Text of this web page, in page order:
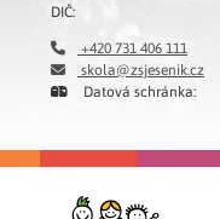
DIČ:
+420 731 406 111
skola@zsjesenik.cz
Datová schránka: